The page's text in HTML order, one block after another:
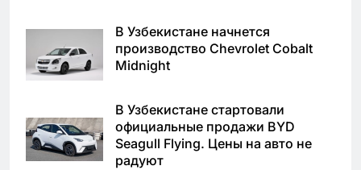
В Узбекистане начнется
производство Chevrolet Cobalt
Midnight
В Узбекистане стартовали
официальные продажи BYD
Seagull Flying. Цены на авто не
радуют